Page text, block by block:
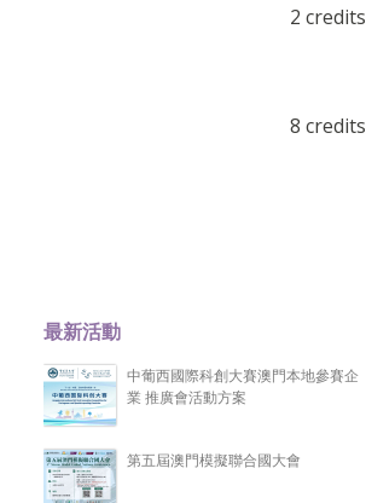
2 credits
8 credits
最新活動
中葡西國際科創大賽澳門本地參賽企
業 推廣會活動方案
第五屆澳門模擬聯合國大會